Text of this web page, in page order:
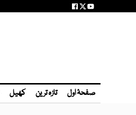
صفحۂ اول تازہ ترین کھیل